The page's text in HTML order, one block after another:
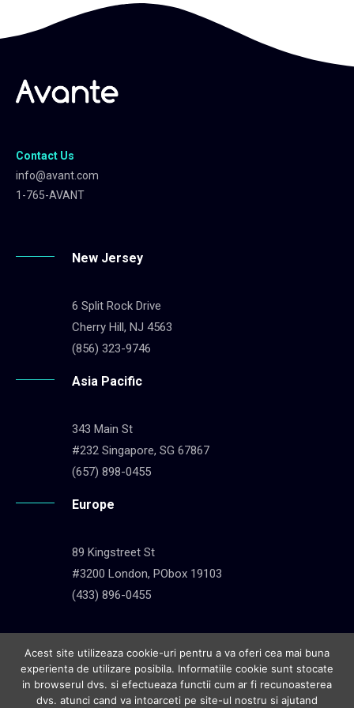
Contact Us
info@avant.com
1-765-AVANT
New Jersey
6 Split Rock Drive
Cherry Hill, NJ 4563
(856) 323-9746
Asia Pacific
343 Main St
#232 Singapore, SG 67867
(657) 898-0455
Europe
89 Kingstreet St
#3200 London, PObox 19103
(433) 896-0455
Copyright 2019 by Avant
English
Español 한국어 繁體中文 Deutsch
Acest site utilizeaza cookie-uri pentru a va oferi cea mai buna
experienta de utilizare posibila. Informatiile cookie sunt stocate
in browserul dvs. si efectueaza functii cum ar fi recunoasterea
dvs. atunci cand va intoarceti pe site-ul nostru si ajutand